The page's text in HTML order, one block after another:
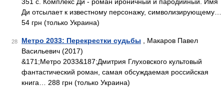
Ди отсылает к известному персонажу, символизирующему…
54 грн (только Украина)
28 Метро 2033: Перекрестки судьбы , Макаров Павел
Васильевич (2017)
&171;Метро 2033&187;Дмитрия Глуховского культовый
фантастический роман, самая обсуждаемая российская
книга… 288 грн (только Украина)